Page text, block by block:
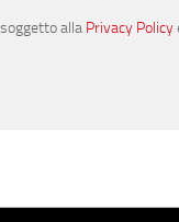
alla Privacy Policy